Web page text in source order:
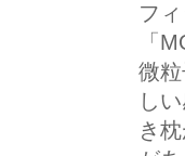
フ
「
微
し
き